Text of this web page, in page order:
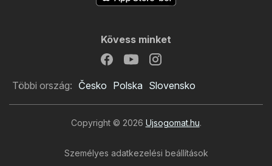
Kövess minket
Többi ország: Česko Polska Slovensko
Copyright © 2026 Ujsogomat.hu.
Személyes adatkezelési beállítások